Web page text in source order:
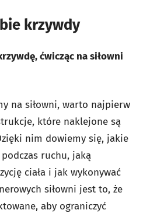
krzywdy
ćwicząc na siłowni
na siłowni, warto najpierw
które naklejone są
nim dowiemy się, jakie
ruchu, jaką
ciała i jak wykonywać
siłowni jest to, że
aby ograniczyć